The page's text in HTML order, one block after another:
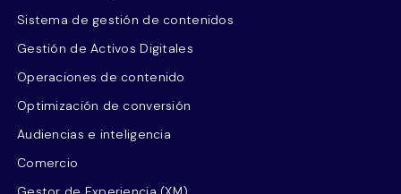
Sistema de gestión de contenidos
Gestión de Activos Digitales
Operaciones de contenido
Optimización de conversión
Audiencias e inteligencia
Comercio